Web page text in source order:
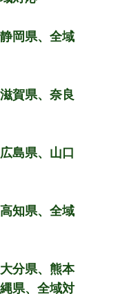
岡県、全域
賀県、奈良
島県、山口
知県、全域
分県、熊本
県、全域対